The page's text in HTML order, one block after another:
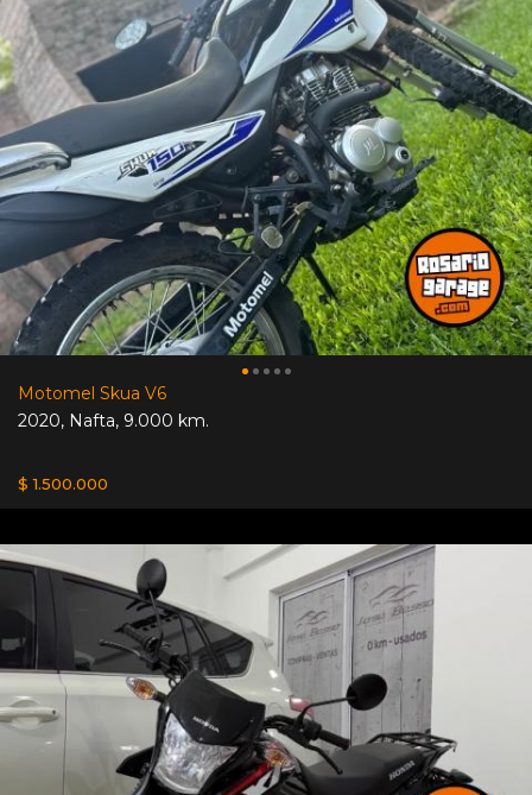
Motomel Skua V6
2020, Nafta, 9.000 km.
$ 1.500.000